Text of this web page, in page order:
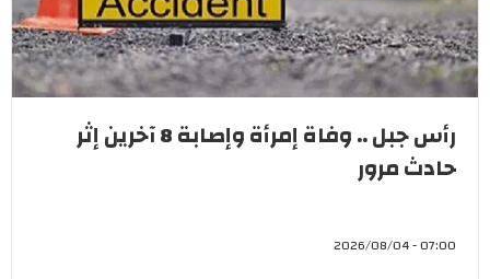
رأس جبل .. وفاة إمرأة وإصابة 8 آخرين إثر
حادث مرور
07:00 - 2026/08/04